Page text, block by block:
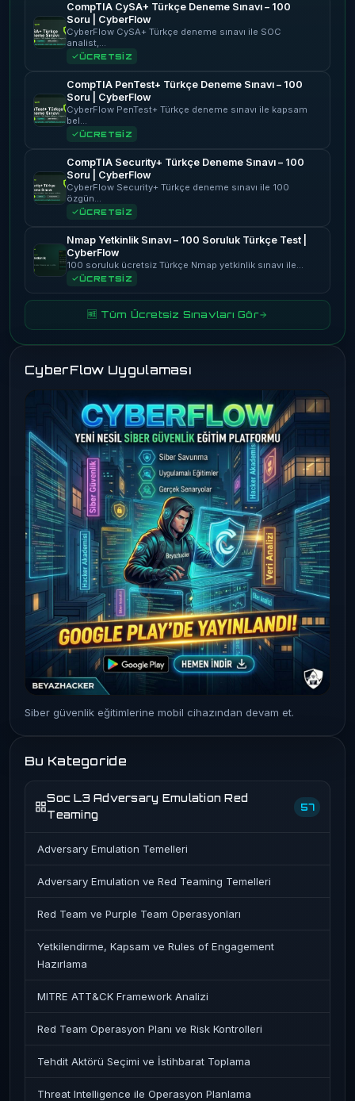
CompTIA CySA+ Türkçe Deneme Sınavı – 100
Soru | CyberFlow
CyberFlow CySA+ Türkçe deneme sınavı ile SOC
analist,…
ÜCRETSİZ
CompTIA PenTest+ Türkçe Deneme Sınavı – 100
Soru | CyberFlow
CyberFlow PenTest+ Türkçe deneme sınavı ile kapsam
bel…
ÜCRETSİZ
CompTIA Security+ Türkçe Deneme Sınavı – 100
Soru | CyberFlow
CyberFlow Security+ Türkçe deneme sınavı ile 100
özgün…
ÜCRETSİZ
Nmap Yetkinlik Sınavı – 100 Soruluk Türkçe Test |
CyberFlow
100 soruluk ücretsiz Türkçe Nmap yetkinlik sınavı ile…
ÜCRETSİZ
🆓 Tüm Ücretsiz Sınavları Gör
CyberFlow Uygulaması
Siber güvenlik eğitimlerine mobil cihazından devam et.
Bu Kategoride
Soc L3 Adversary Emulation Red
Teaming
57
Adversary Emulation Temelleri
Adversary Emulation ve Red Teaming Temelleri
Red Team ve Purple Team Operasyonları
Yetkilendirme, Kapsam ve Rules of Engagement
Hazırlama
MITRE ATT&CK Framework Analizi
Red Team Operasyon Planı ve Risk Kontrolleri
Tehdit Aktörü Seçimi ve İstihbarat Toplama
Threat Intelligence ile Operasyon Planlama